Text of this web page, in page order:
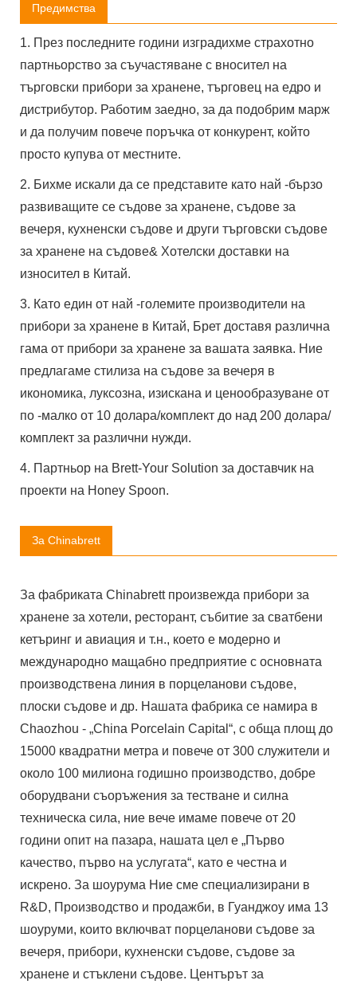
Предимства
1. През последните години изградихме страхотно
партньорство за съучастяване с вносител на
търговски прибори за хранене, търговец на едро и
дистрибутор. Работим заедно, за да подобрим марж
и да получим повече поръчка от конкурент, който
просто купува от местните.
2. Бихме искали да се представите като най -бързо
развиващите се съдове за хранене, съдове за
вечеря, кухненски съдове и други търговски съдове
за хранене на съдове& Хотелски доставки на
износител в Китай.
3. Като един от най -големите производители на
прибори за хранене в Китай, Брет доставя различна
гама от прибори за хранене за вашата заявка. Ние
предлагаме стилиза на съдове за вечеря в
икономика, луксозна, изискана и ценообразуване от
по -малко от 10 долара/комплект до над 200 долара/
комплект за различни нужди.
4. Партньор на Brett-Your Solution за доставчик на
проекти на Honey Spoon.
За Chinabrett
За фабриката Chinabrett произвежда прибори за
хранене за хотели, ресторант, събитие за сватбени
кетъринг и авиация и т.н., което е модерно и
международно мащабно предприятие с основната
производствена линия в порцеланови съдове,
плоски съдове и др. Нашата фабрика се намира в
Chaozhou - „China Porcelain Capital“, с обща площ до
15000 квадратни метра и повече от 300 служители и
около 100 милиона годишно производство, добре
оборудвани съоръжения за тестване и силна
техническа сила, ние вече имаме повече от 20
години опит на пазара, нашата цел е „Първо
качество, първо на услугата“, като е честна и
искрено. За шоурума Ние сме специализирани в
R&D, Производство и продажби, в Гуанджоу има 13
шоуруми, които включват порцеланови съдове за
вечеря, прибори, кухненски съдове, съдове за
хранене и стъклени съдове. Центърът за